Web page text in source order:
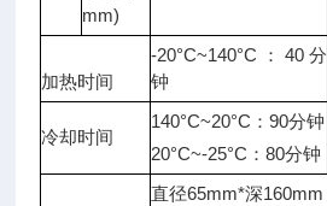
mm)
加热时间
-20°C~140°C ：40 分
钟
冷却时间
140°C~20°C ：90分钟
20°C~-25°C ：80分钟
直径65mm*深160mm